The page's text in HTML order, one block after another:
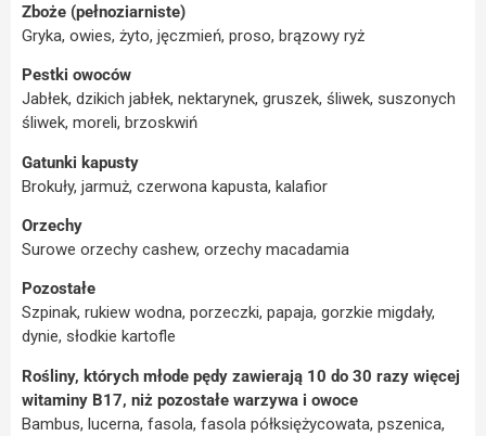
Zboże (pełnoziarniste)
Gryka, owies, żyto, jęczmień, proso, brązowy ryż
Pestki owoców
Jabłek, dzikich jabłek, nektarynek, gruszek, śliwek, suszonych
śliwek, moreli, brzoskwiń
Gatunki kapusty
Brokuły, jarmuż, czerwona kapusta, kalafior
Orzechy
Surowe orzechy cashew, orzechy macadamia
Pozostałe
Szpinak, rukiew wodna, porzeczki, papaja, gorzkie migdały,
dynie, słodkie kartofle
Rośliny, których młode pędy zawierają 10 do 30 razy więcej
witaminy B17, niż pozostałe warzywa i owoce
Bambus, lucerna, fasola, fasola półksiężycowata, pszenica,